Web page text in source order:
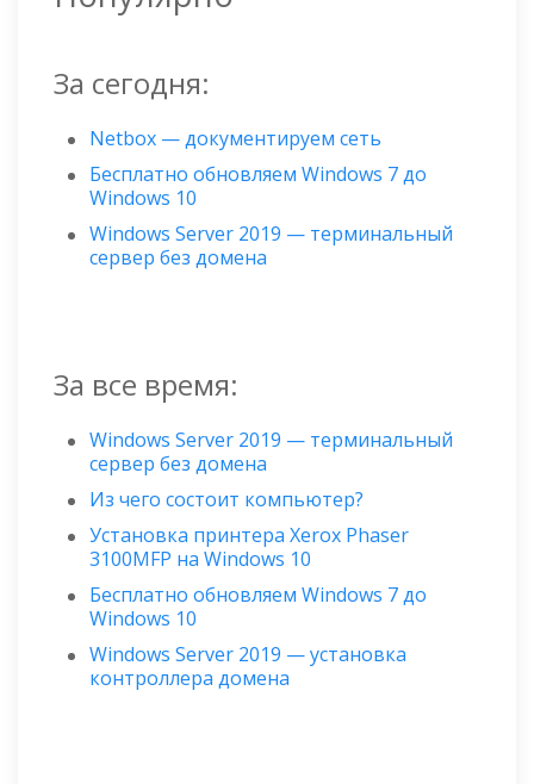
За сегодня:
Netbox — документируем сеть
Бесплатно обновляем Windows 7 до
Windows 10
Windows Server 2019 — терминальный
сервер без домена
За все время:
Windows Server 2019 — терминальный
сервер без домена
Из чего состоит компьютер?
Установка принтера Xerox Phaser
3100MFP на Windows 10
Бесплатно обновляем Windows 7 до
Windows 10
Windows Server 2019 — установка
контроллера домена